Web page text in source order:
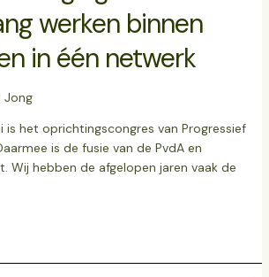
werken binnen
in één netwerk
Jong
is het oprichtingscongres van Progressief
is de fusie van de PvdA en
Wij hebben de afgelopen jaren vaak de